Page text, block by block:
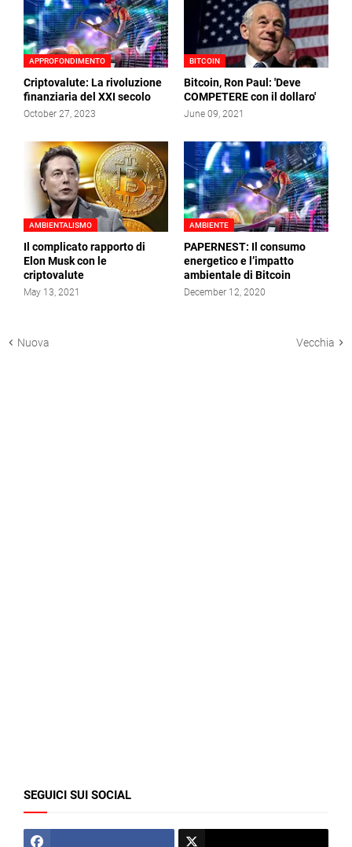
APPROFONDIMENTO
Criptovalute: La rivoluzione
finanziaria del XXI secolo
October 27, 2023
BITCOIN
Bitcoin, Ron Paul: 'Deve
COMPETERE con il dollaro'
June 09, 2021
AMBIENTALISMO
Il complicato rapporto di
Elon Musk con le
criptovalute
May 13, 2021
AMBIENTE
PAPERNEST: Il consumo
energetico e l’impatto
ambientale di Bitcoin
December 12, 2020
Nuova Vecchia
SEGUICI SUI SOCIAL